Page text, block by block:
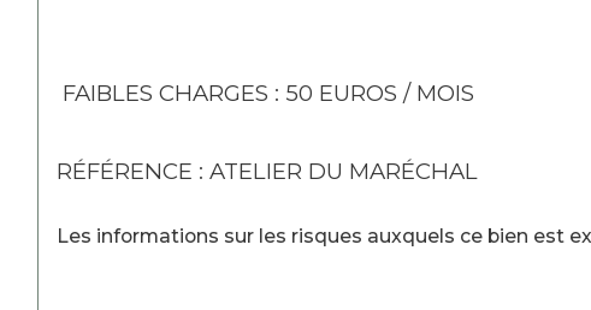
FAIBLES CHARGES : 50 EUROS / MOIS
RÉFÉRENCE : ATELIER DU MARÉCHAL
Les informations sur les risques auxquels ce bien est